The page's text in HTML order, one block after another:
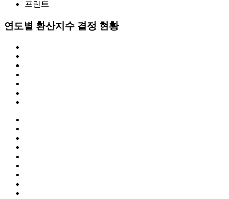
프린트
연도별 환산지수 결정 현황